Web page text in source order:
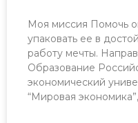
Моя миссия Помочь
упаковать ее в
работу мечты.
Образование
экономический
“Мировая экономика”,